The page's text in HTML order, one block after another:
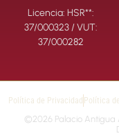
Licencia: HSR**:
37/000323 / VUT:
37/000282
©2026 Palacio Antigua
Política de Privacidad Política